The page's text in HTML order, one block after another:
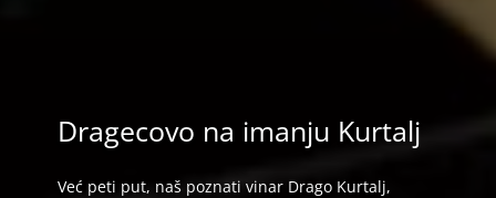
Dragecovo na imanju Kurtalj
Već peti put, naš poznati vinar Drago Kurtalj,